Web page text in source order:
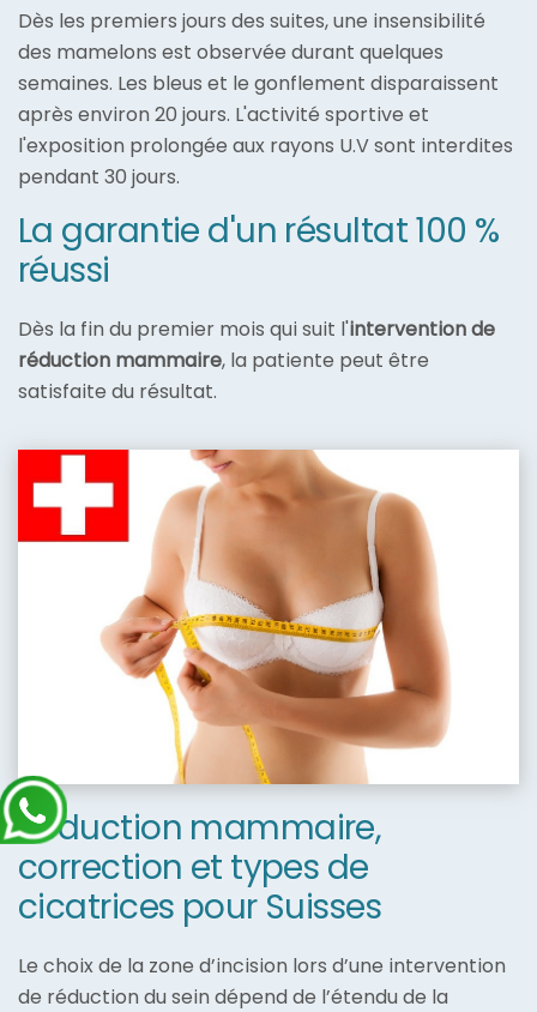
Dès les premiers jours des suites, une insensibilité
des mamelons est observée durant quelques
semaines. Les bleus et le gonflement disparaissent
après environ 20 jours. L'activité sportive et
l'exposition prolongée aux rayons U.V sont interdites
pendant 30 jours.
La garantie d'un résultat 100 %
réussi
Dès la fin du premier mois qui suit l'intervention de
réduction mammaire, la patiente peut être
satisfaite du résultat.
Réduction mammaire,
correction et types de
cicatrices pour Suisses
Le choix de la zone d’incision lors d’une intervention
de réduction du sein dépend de l’étendu de la